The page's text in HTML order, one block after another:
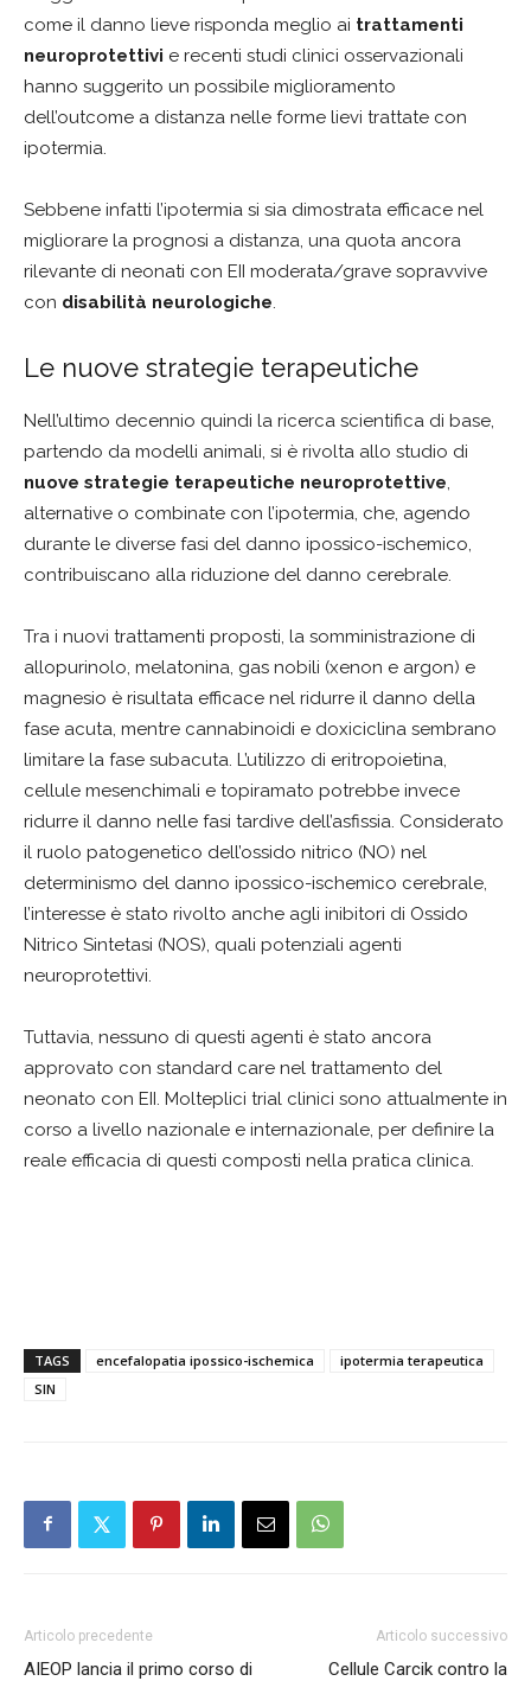
come il danno lieve risponda meglio ai trattamenti
neuroprotettivi e recenti studi clinici osservazionali
hanno suggerito un possibile miglioramento
dell’outcome a distanza nelle forme lievi trattate con
ipotermia.
Sebbene infatti l’ipotermia si sia dimostrata efficace nel
migliorare la prognosi a distanza, una quota ancora
rilevante di neonati con EII moderata/grave sopravvive
con disabilità neurologiche.
Le nuove strategie terapeutiche
Nell’ultimo decennio quindi la ricerca scientifica di base,
partendo da modelli animali, si è rivolta allo studio di
nuove strategie terapeutiche neuroprotettive,
alternative o combinate con l’ipotermia, che, agendo
durante le diverse fasi del danno ipossico-ischemico,
contribuiscano alla riduzione del danno cerebrale.
Tra i nuovi trattamenti proposti, la somministrazione di
allopurinolo, melatonina, gas nobili (xenon e argon) e
magnesio è risultata efficace nel ridurre il danno della
fase acuta, mentre cannabinoidi e doxiciclina sembrano
limitare la fase subacuta. L’utilizzo di eritropoietina,
cellule mesenchimali e topiramato potrebbe invece
ridurre il danno nelle fasi tardive dell’asfissia. Considerato
il ruolo patogenetico dell’ossido nitrico (NO) nel
determinismo del danno ipossico-ischemico cerebrale,
l’interesse è stato rivolto anche agli inibitori di Ossido
Nitrico Sintetasi (NOS), quali potenziali agenti
neuroprotettivi.
Tuttavia, nessuno di questi agenti è stato ancora
approvato con standard care nel trattamento del
neonato con EII. Molteplici trial clinici sono attualmente in
corso a livello nazionale e internazionale, per definire la
reale efficacia di questi composti nella pratica clinica.
TAGS encefalopatia ipossico-ischemica
ipotermia terapeutica
SIN
Articolo precedente
AIEOP lancia il primo corso di
Articolo successivo
Cellule Carcik contro la